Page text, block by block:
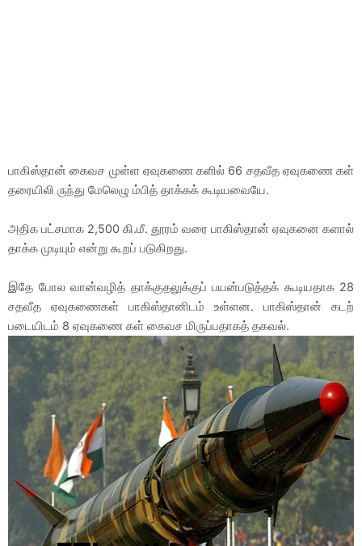
பாகிஸ்தான் கைவச முள்ள ஏவுகணை களில் 66 சதவீத ஏவுகணை கள்
தரையிலி ருந்து மேலெழு ம்பித் தாக்கக் கூடியவையே.
அதிக பட்சமாக 2,500 கி.மீ. தூரம் வரை பாகிஸ்தான் ஏவுகனை களால்
தாக்க முடியும் என்று கூறப் படுகிறது.
இதே போல வான்வழித் தாக்குதலுக்குப் பயன்படுத்தக் கூடியதாக 28
சதவீத ஏவுகணைகள் பாகிஸ்தானிடம் உள்ளன. பாகிஸ்தான் கடற்
படையிடம் 8 ஏவுகணை கள் கைவச மிருப்பதாகத் தகவல்.